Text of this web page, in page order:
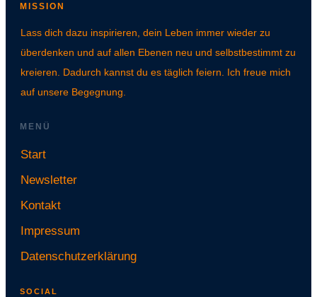
MISSION
Lass dich dazu inspirieren, dein Leben immer wieder zu
überdenken und auf allen Ebenen neu und selbstbestimmt zu
kreieren. Dadurch kannst du es täglich feiern. Ich freue mich
auf unsere Begegnung.
MENÜ
Start
Newsletter
Kontakt
Impressum
Datenschutzerklärung
SOCIAL